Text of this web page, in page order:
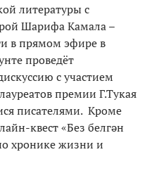
литературы с
Шарифа Камала –
в прямом эфире в
проведёт
с участием
премии Г.Тукая
писателями. Кроме
квест «Без белгән
хронике жизни и